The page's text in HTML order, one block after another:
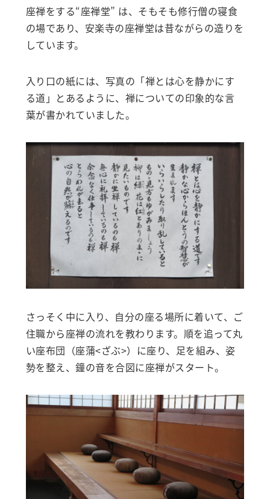
座禅をする“座禅堂” は、そもそも修行僧の寝食
の場であり、安楽寺の座禅堂は昔ながらの造りを
しています。
入り口の紙には、写真の「禅とは心を静かにす
る道」とあるように、禅についての印象的な言
葉が書かれていました。
さっそく中に入り、自分の座る場所に着いて、ご
住職から座禅の流れを教わります。順を追って丸
い座布団（座蒲<ざぶ>）に座り、足を組み、姿
勢を整え、鐘の音を合図に座禅がスタート。